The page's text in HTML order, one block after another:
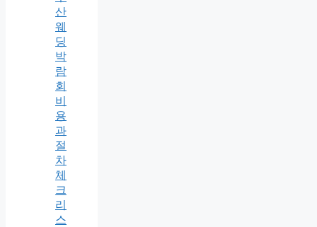
산
웨
딩
박
람
회
비
용
과
절
차
체
크
리
스